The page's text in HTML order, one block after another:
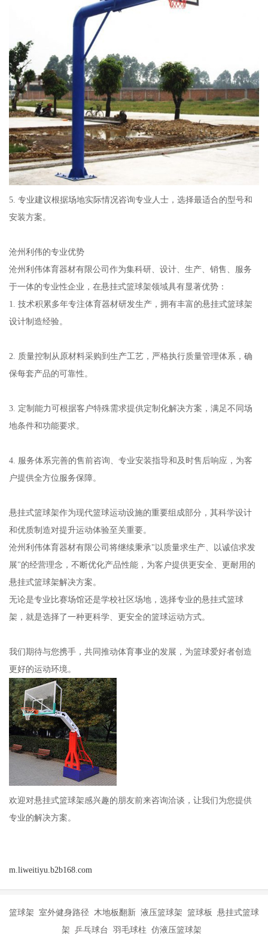
5. 专业建议根据场地实际情况咨询专业人士，选择最适合的型号和
安装方案。
沧州利伟的专业优势
沧州利伟体育器材有限公司作为集科研、设计、生产、销售、服务
于一体的专业性企业，在悬挂式篮球架领域具有显著优势：
1. 技术积累多年专注体育器材研发生产，拥有丰富的悬挂式篮球架
设计制造经验。
2. 质量控制从原材料采购到生产工艺，严格执行质量管理体系，确
保每套产品的可靠性。
3. 定制能力可根据客户特殊需求提供定制化解决方案，满足不同场
地条件和功能要求。
4. 服务体系完善的售前咨询、专业安装指导和及时售后响应，为客
户提供全方位服务保障。
悬挂式篮球架作为现代篮球运动设施的重要组成部分，其科学设计
和优质制造对提升运动体验至关重要。
沧州利伟体育器材有限公司将继续秉承"以质量求生产、以诚信求发
展"的经营理念，不断优化产品性能，为客户提供更安全、更耐用的
悬挂式篮球架解决方案。
无论是专业比赛场馆还是学校社区场地，选择专业的悬挂式篮球
架，就是选择了一种更科学、更安全的篮球运动方式。
我们期待与您携手，共同推动体育事业的发展，为篮球爱好者创造
更好的运动环境。
欢迎对悬挂式篮球架感兴趣的朋友前来咨询洽谈，让我们为您提供
专业的解决方案。
m.liweitiyu.b2b168.com
篮球架 室外健身路径 木地板翻新 液压篮球架 篮球板 悬挂式篮球
架 乒乓球台 羽毛球柱 仿液压篮球架